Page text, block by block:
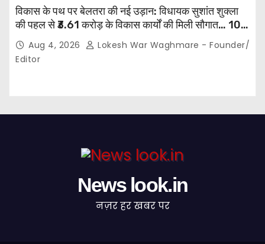
विकास के पथ पर बेलतरा की नई उड़ान: विधायक सुशांत शुक्ला
की पहल से ₹3.61 करोड़ के विकास कार्यों की मिली सौगात… 10
गांवों में बनेंगे सामुदायिक भवन,, 11 स्थानों पर सीसी रोड निर्माण को
मिली प्रशासनिक स्वीकृति…
Aug 4, 2026
Lokesh War Waghmare - Founder/
Editor
News look.in
नज़र हर खबर पर